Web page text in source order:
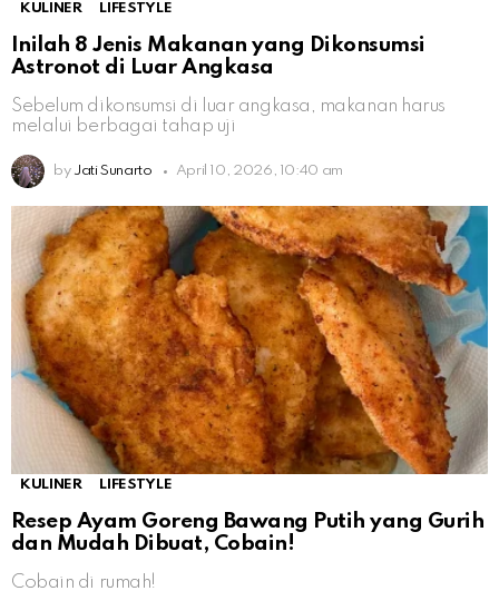
KULINER LIFESTYLE
Inilah 8 Jenis Makanan yang Dikonsumsi
Astronot di Luar Angkasa
Sebelum dikonsumsi di luar angkasa, makanan harus
melalui berbagai tahap uji
by Jati Sunarto April 10, 2026, 10:40 am
KULINER LIFESTYLE
Resep Ayam Goreng Bawang Putih yang Gurih
dan Mudah Dibuat, Cobain!
Cobain di rumah!